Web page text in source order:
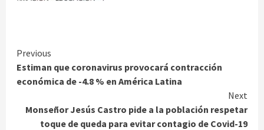
Continue
Reading
Previous
Estiman que coronavirus provocará contracción
económica de -4.8 % en América Latina
Next
Monseñor Jesús Castro pide a la población respetar
toque de queda para evitar contagio de Covid-19